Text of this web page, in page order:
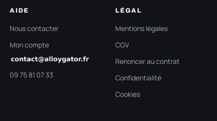
AIDE
Nous contacter
Mon compte
09 75 81 07 33
LÉGAL
Mentions légales
CGV
Renoncer au contrat
Confidentialité
Cookies